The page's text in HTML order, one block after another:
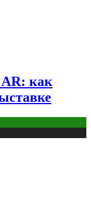
AR: как